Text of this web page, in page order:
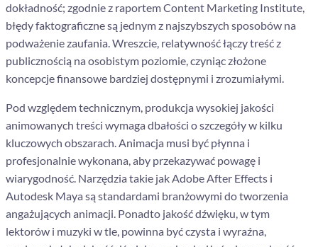
dokładność; zgodnie z raportem Content Marketing Institute,
błędy faktograficzne są jednym z najszybszych sposobów na
podważenie zaufania. Wreszcie, relatywność łączy treść z
publicznością na osobistym poziomie, czyniąc złożone
koncepcje finansowe bardziej dostępnymi i zrozumiałymi.
Pod względem technicznym, produkcja wysokiej jakości
animowanych treści wymaga dbałości o szczegóły w kilku
kluczowych obszarach. Animacja musi być płynna i
profesjonalnie wykonana, aby przekazywać powagę i
wiarygodność. Narzędzia takie jak Adobe After Effects i
Autodesk Maya są standardami branżowymi do tworzenia
angażujących animacji. Ponadto jakość dźwięku, w tym
lektorów i muzyki w tle, powinna być czysta i wyraźna,